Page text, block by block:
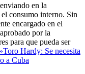
en la
consumo interno. Sin
encargado en el
por la
para que pueda ser
Toro Hardy: Se necesita
a Cuba